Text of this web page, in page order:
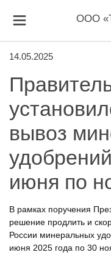
ООО
14.05.2025
вывоз
июня по
В рамках поручения
решение продлить и
России минеральных
июня 2025 года по 30